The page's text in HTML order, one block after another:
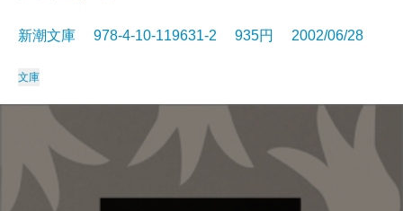
新潮文庫 978-4-10-119631-2 935円 2002/06/28
文庫